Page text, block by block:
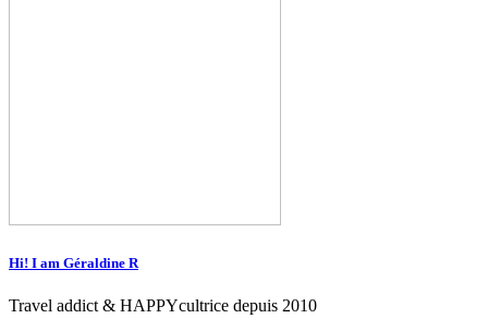
Hi! I am Géraldine R
Travel addict & HAPPYcultrice depuis 2010